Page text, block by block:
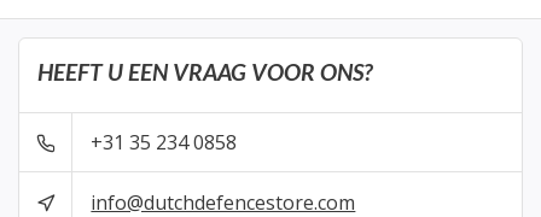
HEEFT U EEN VRAAG VOOR ONS?
+31 35 234 0858
info@dutchdefencestore.com